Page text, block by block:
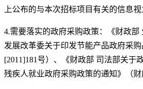
上公布的与本次招标项目有关的信息
4.需要落实的政府采购政策：《财政
发展改革委关于印发节能产品政府采
[2011]181号）、《财政部 司法部关于
残疾人就业政府采购政策的通知》（财